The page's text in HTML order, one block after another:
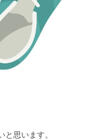
と思います。